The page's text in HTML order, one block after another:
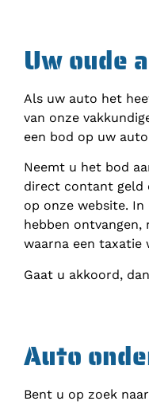
Uw oude
Als uw auto het
van onze
een bod op uw
Neemt u het bod
direct contant geld
op onze website.
hebben
waarna een taxatie
Gaat u akkoord,
Auto
Bent u op zoek